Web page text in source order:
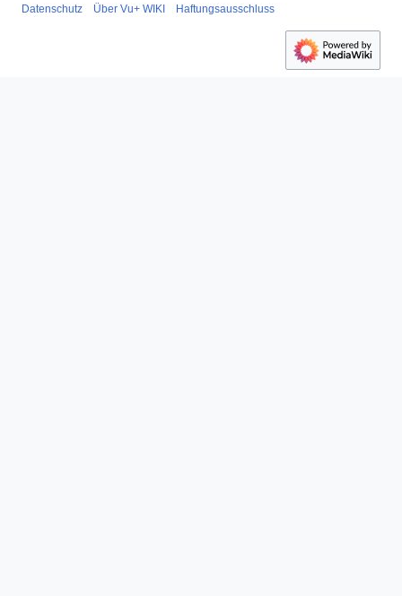
Datenschutz Über Vu+ WIKI Haftungsausschluss